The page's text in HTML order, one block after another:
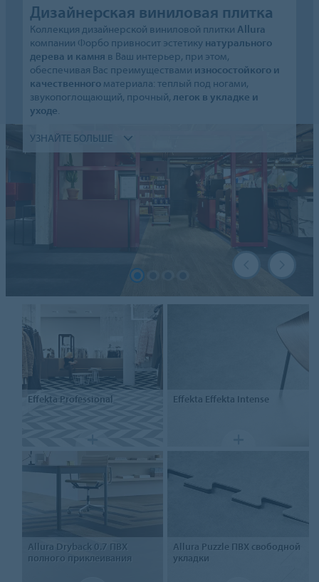
Дизайнерская виниловая плитка
Коллекция дизайнерской виниловой плитки Allura
компании Форбо привносит эстетику натурального
дерева и камня в Ваш интерьер, при этом,
обеспечивая Вас преимуществами износостойкого и
качественного материала: теплый под ногами,
звукопоглощающий, прочный, легок в укладке и
уходе
УЗНАЙТЕ БОЛЬШЕ
Effekta Professional Effekta Effekta Intense
Allura Dryback 0.7 ПВХ
полного приклеивания
Allura Puzzle ПВХ свободной
укладки